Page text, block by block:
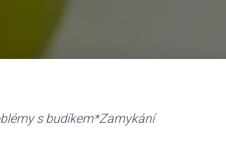
s budíkem*Zamykání